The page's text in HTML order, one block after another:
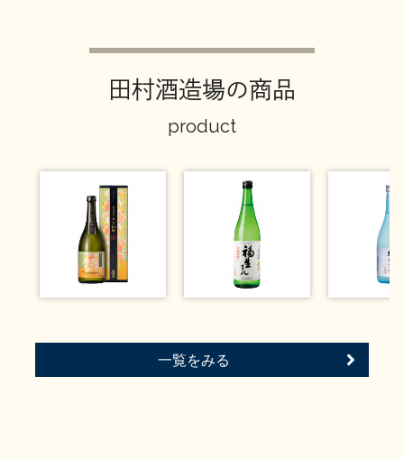
季節の商品 イベント情報
田村酒造場の商品
product
一覧をみる